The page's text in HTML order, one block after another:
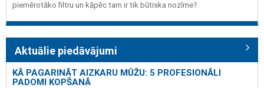
piemērotāko filtru un kāpēc tam ir tik būtiska nozīme?
Aktuālie piedāvājumi
KĀ PAGARINĀT AIZKARU MŪŽU: 5 PROFESIONĀLI
PADOMI KOPŠANĀ